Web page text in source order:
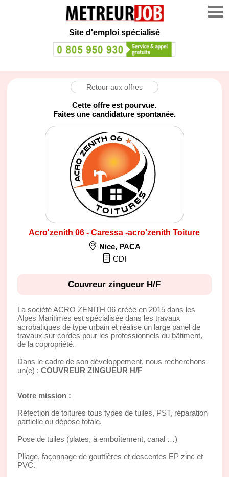
Site d'emploi spécialisé
Retour aux offres
Cette offre est pourvue.
Faites une candidature spontanée.
Acro'zenith 06 - Caressa -acro'zenith Toiture
Nice, PACA
CDI
Couvreur zingueur H/F
La société ACRO ZENITH 06 créée en 2015 dans les
Alpes Maritimes est spécialisée dans les travaux
acrobatiques de type urbain et réalise un large panel de
travaux sur cordes pour les professionnels du bâtiment,
de la copropriété.
Dans le cadre de son développement, nous recherchons
un(e) : COUVREUR ZINGUEUR H/F
Votre mission :
Réfection de toitures tous types de tuiles, PST, réparation
partielle ou dépose totale.
Pose de tuiles (plates, à emboîtement, canal …)
Pliage, façonnage de gouttières et descentes EP zinc et
PVC.